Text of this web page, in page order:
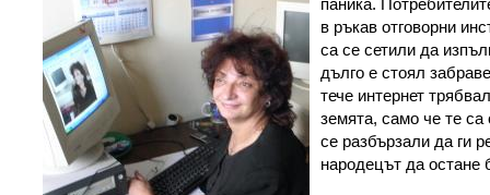
в ръкав отговорни
са се сетили да
дълго е стоял
тече интернет
земята, само че те са
се разбързали да ги
народецът да остане